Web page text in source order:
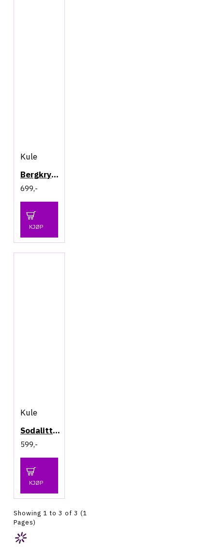
Kule
Bergkrystall - Kule 65mm
699,-
KJØP
Kule
Sodalitt - Kule 48mm
599,-
KJØP
Showing 1 to 3 of 3 (1
Pages)